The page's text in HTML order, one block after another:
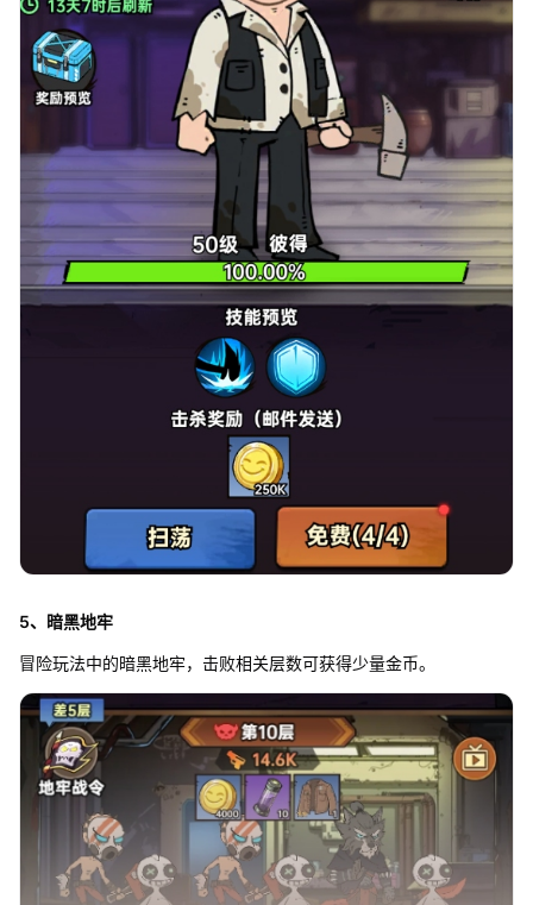
5、暗黑地牢
冒险玩法中的暗黑地牢，击败相关层数可获得少量金币。